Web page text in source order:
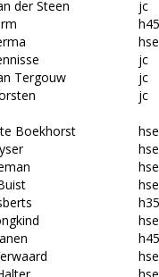
der Steen
jc
h45
jc
Tergouw
jc
jc
Boekhorst
h35
h45